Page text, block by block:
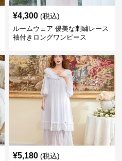
¥4,300 (税込)
ルームウェア 優美な刺繍レース
袖付きロングワンピース
¥5,180 (税込)